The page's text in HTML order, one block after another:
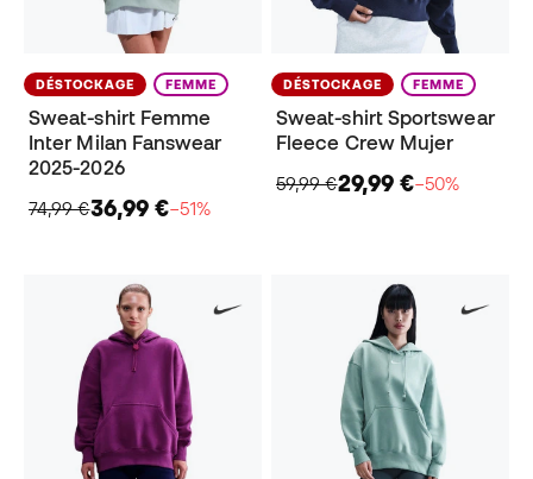
DÉSTOCKAGE FEMME
Sweat-shirt Femme
Inter Milan Fanswear
2025-2026
74,99 €36,99 €−51%
DÉSTOCKAGE FEMME
Sweat-shirt Sportswear
Fleece Crew Mujer
59,99 €29,99 €−50%